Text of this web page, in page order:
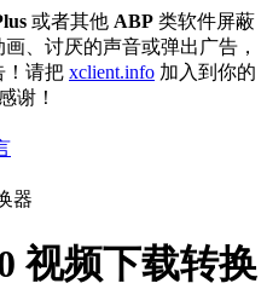
或者其他 ABP 类软件屏蔽
、讨厌的声音或弹出广告，
！请把 xclient.info 加入到你的
谢！
视频下载转换